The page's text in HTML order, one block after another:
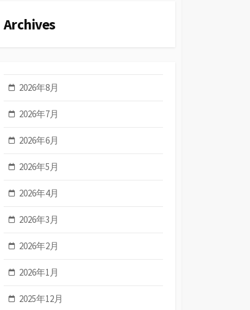
Archives
2026年8月
2026年7月
2026年6月
2026年5月
2026年4月
2026年3月
2026年2月
2026年1月
2025年12月